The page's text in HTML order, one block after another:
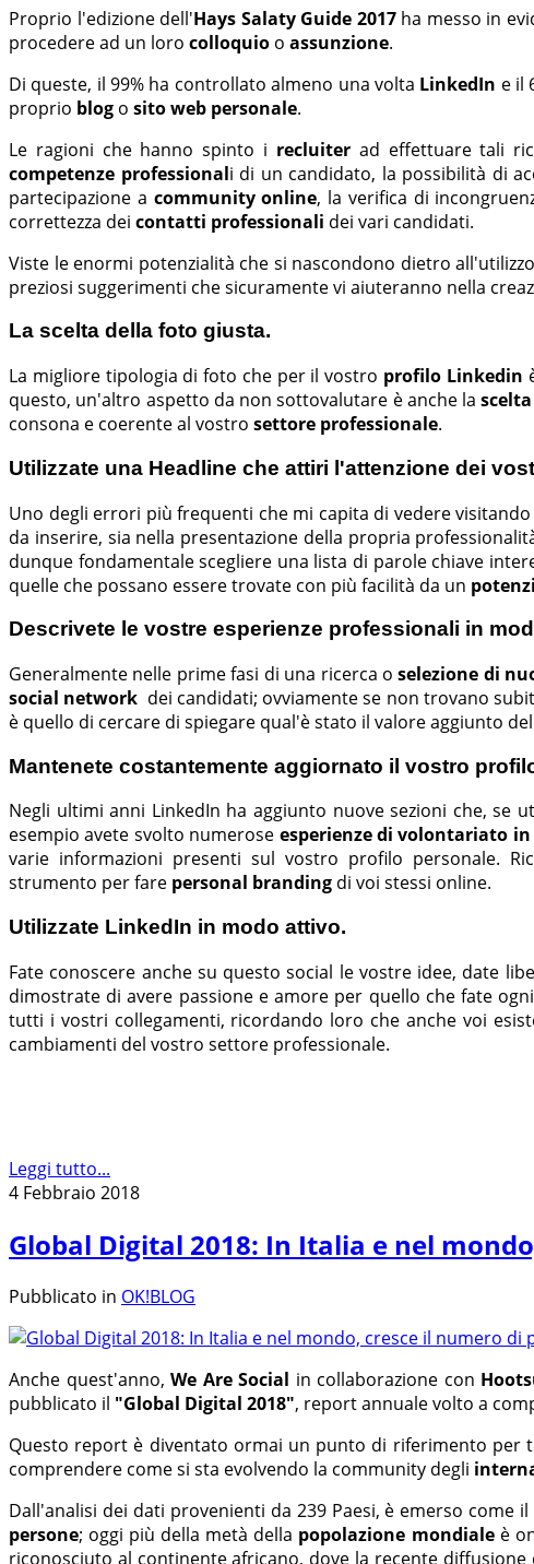
Proprio l'edizione dell'Hays Salaty Guide 2017ha messo in
procedere ad un loro colloquio o assunzione.
Di queste, il 99% ha controllato almeno una volta LinkedIn e il
proprio blog o sito web personale.
Le ragioni che hanno spinto i recluiterad effettuare tali
competenze professionali di un candidato, la possibilità di
partecipazione a community online, la verifica di
correttezza dei contatti professionali dei vari candidati.
Viste le enormi potenzialità che si nascondono dietro
preziosi suggerimenti che sicuramente vi aiuteranno nella
La scelta della foto giusta.
La migliore tipologia di foto che per il vostro profilo Linkedin
questo, un'altro aspetto da non sottovalutare è anche la
consona e coerente al vostro settore professionale.
Utilizzate una Headline che attiri l'attenzione dei
Uno degli errori più frequenti che mi capita di vedere
da inserire, sia nella presentazione della propria
dunque fondamentale scegliere una lista di parole chiave
quelle che possano essere trovate con più facilità da un
Descrivete le vostre esperienze professionali in
Generalmente nelle prime fasi di una ricerca oselezione di
social network dei candidati; ovviamente se non trovano
è quello di cercare di spiegare qual'è stato il valore aggiunto
Mantenete costantemente aggiornato il vostro
Negli ultimi anni LinkedIn ha aggiunto nuove sezioni che,
esempio avete svolto numerose esperienze di volontariato
varie informazioni presenti sul vostro profilo personale.
strumento per fare personal branding di voi stessi online.
Utilizzate LinkedIn in modo attivo.
Fate conoscere anche su questo social le vostre idee, date
dimostrate di avere passione e amore per quello che fate
tutti i vostri collegamenti, ricordando loro che anche voi
cambiamenti del vostro settore professionale.
Leggi tutto...
4 Febbraio 2018
Global Digital 2018: In Italia e nel
Pubblicato in OK!BLOG
Anche quest'anno, We Are Social in collaborazione con
pubblicato il "Global Digital 2018", report annuale volto a
Questo report è diventato ormai un punto di riferimento
comprendere come si sta evolvendo la community degli
Dall'analisi dei dati provenienti da 239 Paesi, è emerso come
persone; oggi più della metà della popolazione mondialeè
riconosciuto al continente africano, dove la recente